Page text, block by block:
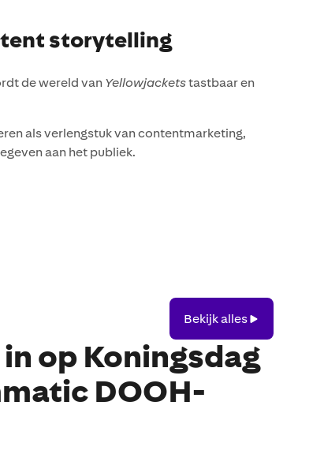
storytelling
de wereld van Yellowjacketstastbaar en
als verlengstuk van contentmarketing,
aan het publiek.
alles
Bekijk alles
op Koningsdag
DOOH-